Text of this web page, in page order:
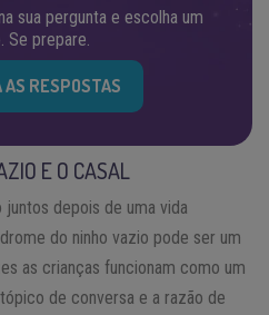
sua pergunta e escolha um
Se prepare.
AS RESPOSTAS
E O CASAL
juntos depois de uma vida
do ninho vazio pode ser um
as crianças funcionam como um
de conversa e a razão de